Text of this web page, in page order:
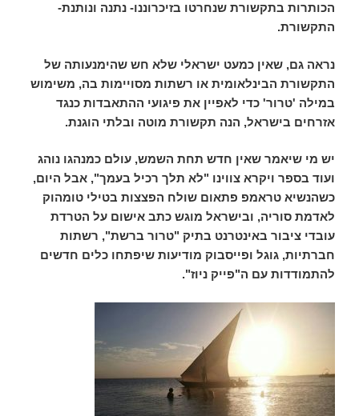
הכותרות בתקשורת שנחרטו בזיכרוננו- נתנה ונותנת-
התקשורת.
נראה גם, שאין כמעט ישראלי שלא חש שהימנעותה של
התקשורת הבינלאומית או רשתות מסויימות בה, משימוש
במילה 'טרור' כדי לאפיין את פיגועי ההתאבדות כנגד
אזרחים בישראל, הנה תקשורת מוטה ובלתי הוגנת.
יש מי שיאמר שאין חדש תחת השמש, עולם כמנהגו נוהג
ועוד בספר ויקרא צווינו "לא תלך רכיל בעמך", אבל היום,
כשהנשיא טראמפ פתאום שולח הפצצות בטילי טומהוק
לאדמת סוריה, ובישראל מוגש כתב אישום על הטרדת
עובדי ציבור באינטרנט בתיק "טרור ברשת", רשתות
חברתיות, גוגל ופייסבוק מודיעות שיפתחו כלים חדשים
להתמודדות עם ה"פייק ניוז".